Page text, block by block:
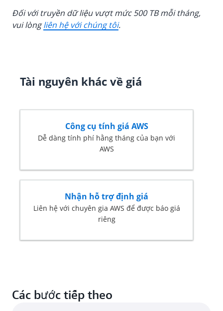
Đối với truyền dữ liệu vượt mức 500 TB mỗi tháng,
vui lòngliên hệ với chúng tôi.
Tài nguyên khác về giá
Công cụ tính giá AWS
Dễ dàng tính phí hằng tháng của bạn với
AWS
Nhận hỗ trợ định giá
Liên hệ với chuyên gia AWS để được báo giá
riêng
Các bước tiếp theo